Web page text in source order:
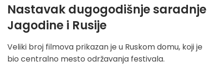
Nastavak dugogodišnje saradnje
Jagodine i Rusije
Veliki broj filmova prikazan je u Ruskom domu, koji je
bio centralno mesto održavanja festivala.